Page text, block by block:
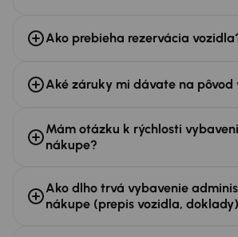
Aké záruky mi dávate na pôvod
Ako dlho trvá vybavenie
nákupe (prepis vozidla,
Ako prebieha rezervácia
Mám otázku k rýchlosti
nákupe?